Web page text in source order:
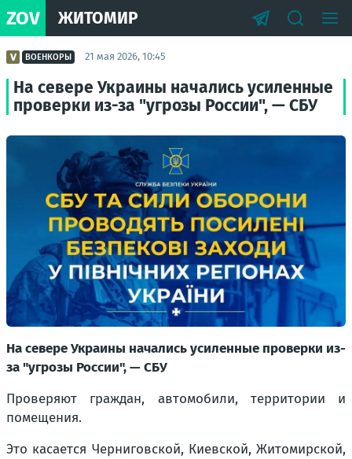
ZOV ЖИТОМИР
ВОЕНКОРЫ 21 мая 2026, 10:45
На севере Украины начались усиленные
проверки из-за "угрозы России", — СБУ
На севере Украины начались усиленные проверки из-
за "угрозы России", — СБУ
Проверяют граждан, автомобили, территории и
помещения.
Это касается Черниговской, Киевской, Житомирской,